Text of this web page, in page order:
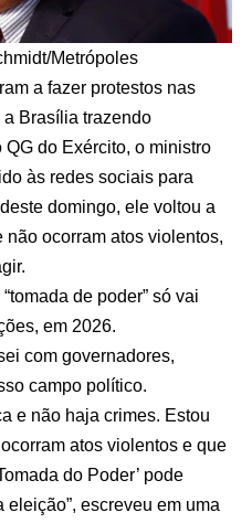
Metrópoles
a fazer protestos nas
Brasília trazendo
do Exército, o ministro
às redes sociais para
domingo, ele voltou a
ocorram atos violentos,
de poder” só vai
em 2026.
com governadores,
campo político.
e não haja crimes. Estou
atos violentos e que
do Poder’ pode
escreveu em uma